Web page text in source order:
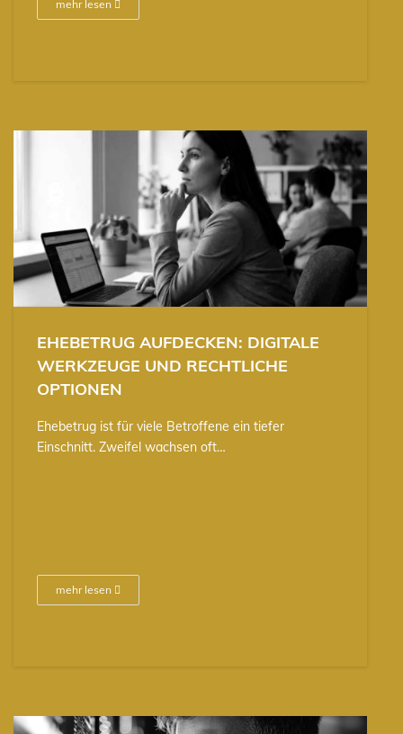
mehr lesen
EHEBETRUG AUFDECKEN: DIGITALE
WERKZEUGE UND RECHTLICHE
OPTIONEN
Ehebetrug ist für viele Betroffene ein tiefer
Einschnitt. Zweifel wachsen oft…
mehr lesen